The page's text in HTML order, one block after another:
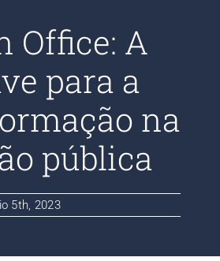
Projetos
Quem somos
Contato
Office: A
para a
na
pública
5th, 2023